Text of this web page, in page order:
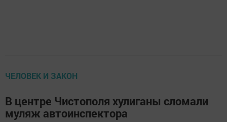
ЧЕЛОВЕК И ЗАКОН
В центре Чистополя хулиганы сломали
муляж автоинспектора